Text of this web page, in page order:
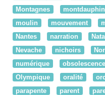
Montagnes
montdauphin
moulin
mouvement
Nantes
narration
Nevache
nichoirs
numérique
obsolescence
Olympique
oralité
parapente
parent